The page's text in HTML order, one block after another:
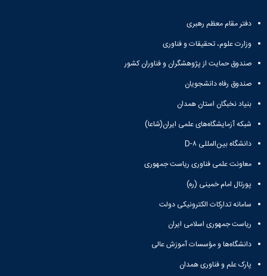
دفتر مقام معظم رهبری
وزارت علوم، تحقیقات و فناوری
صندوق حمایت از پژوهشگران و فناوران کشور
صندوق رفاه دانشجویان
بنیاد نخبگان استان همدان
شبکه آزمایشگاه‌های علمی ایران(شاعا)
دانشگاه بین‌المللی D-۸
معاونت علمی فناوری ریاست جمهوری
پورتال امام خمینی (ره)
سامانه تدارکات الکترونیکی دولت
ریاست جمهوری اسلامی ایران
دانشگاه‌ها و مؤسسات آموزش عالی
پارک علم و فناوری همدان